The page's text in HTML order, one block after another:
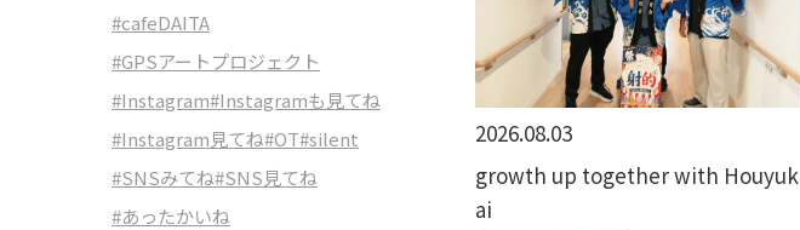
2026.08.03
growth up together with Houyuk
ai
#cafeDAITA
#GPSアートプロジェクト
#Instagram#Instagramも見てね
#Instagram見てね#OT#silent
#SNSみてね#SNS見てね
#あったかいね